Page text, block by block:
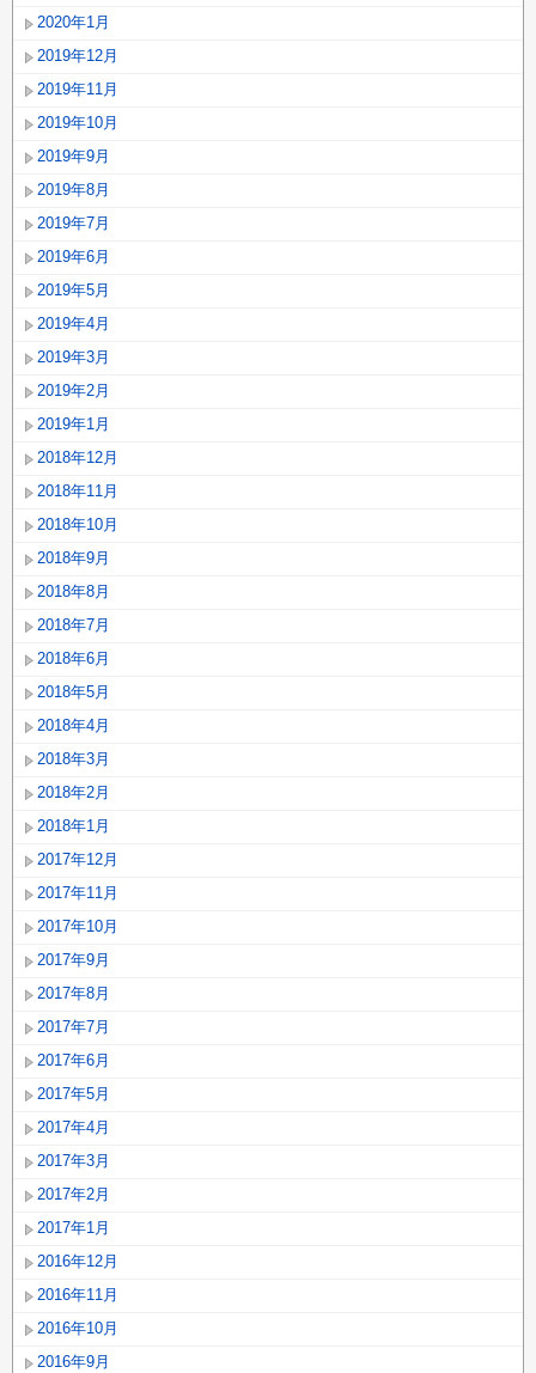
2020年1月
2019年12月
2019年11月
2019年10月
2019年9月
2019年8月
2019年7月
2019年6月
2019年5月
2019年4月
2019年3月
2019年2月
2019年1月
2018年12月
2018年11月
2018年10月
2018年9月
2018年8月
2018年7月
2018年6月
2018年5月
2018年4月
2018年3月
2018年2月
2018年1月
2017年12月
2017年11月
2017年10月
2017年9月
2017年8月
2017年7月
2017年6月
2017年5月
2017年4月
2017年3月
2017年2月
2017年1月
2016年12月
2016年11月
2016年10月
2016年9月